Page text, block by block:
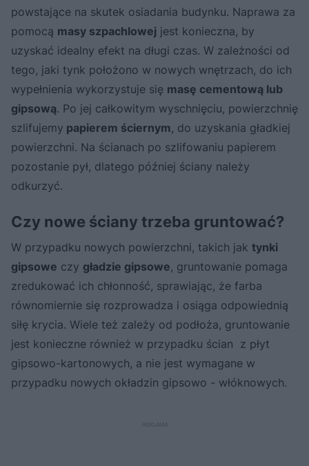
powstające na skutek osiadania budynku. Naprawa za
pomocą masy szpachlowej jest konieczna, by
uzyskać idealny efekt na długi czas. W zależności od
tego, jaki tynk położono w nowych wnętrzach, do ich
wypełnienia wykorzystuje się masę cementową lub
gipsową. Po jej całkowitym wyschnięciu, powierzchnię
szlifujemy papierem ściernym, do uzyskania gładkiej
powierzchni. Na ścianach po szlifowaniu papierem
pozostanie pył, dlatego później ściany należy
odkurzyć.
Czy nowe ściany trzeba gruntować?
W przypadku nowych powierzchni, takich jak tynki
gipsowe czy gładzie gipsowe, gruntowanie pomaga
zredukować ich chłonność, sprawiając, że farba
równomiernie się rozprowadza i osiąga odpowiednią
siłę krycia. Wiele też zależy od podłoża, gruntowanie
jest konieczne również w przypadku ścian z płyt
gipsowo-kartonowych, a nie jest wymagane w
przypadku nowych okładzin gipsowo - włóknowych.